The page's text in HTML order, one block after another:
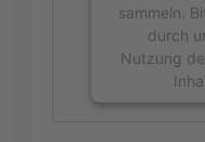
sammeln.
durch
Nutzung